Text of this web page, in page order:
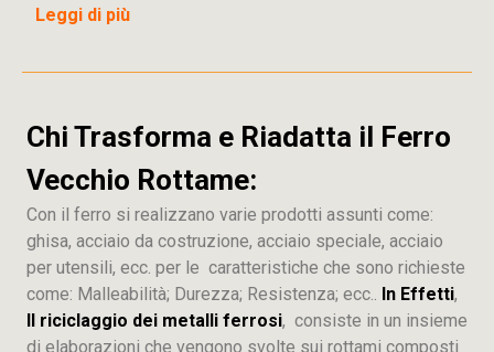
Leggi di più
Chi Trasforma e Riadatta il Ferro
Vecchio Rottame:
Con il ferro si realizzano varie prodotti assunti come:
ghisa, acciaio da costruzione, acciaio speciale, acciaio
per utensili, ecc. per le caratteristiche che sono richieste
come: Malleabilità; Durezza; Resistenza; ecc.. In Effetti,
Il riciclaggio dei metalli ferrosi, consiste in un insieme
di elaborazioni che vengono svolte sui rottami composti